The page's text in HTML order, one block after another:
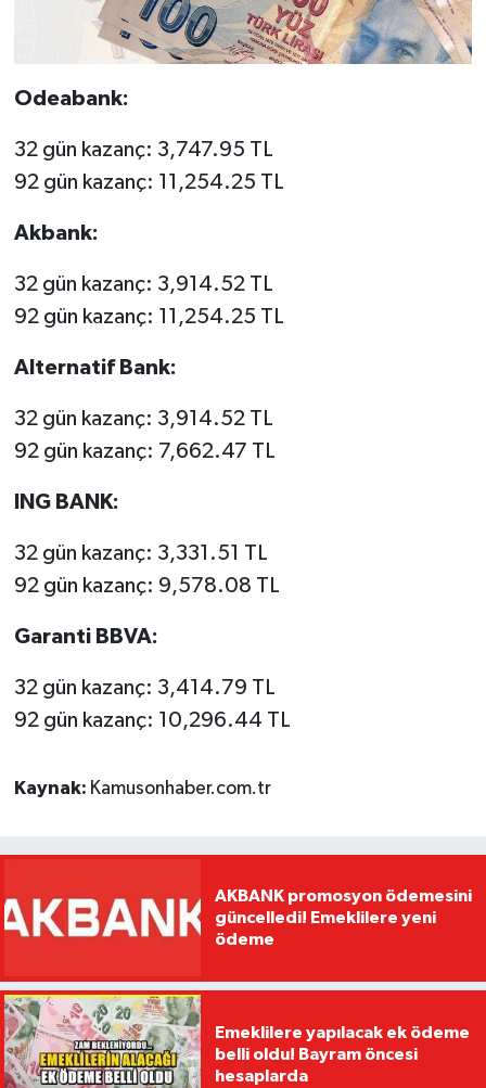
Odeabank:
32 gün kazanç: 3,747.95 TL
92 gün kazanç: 11,254.25 TL
Akbank:
32 gün kazanç: 3,914.52 TL
92 gün kazanç: 11,254.25 TL
Alternatif Bank:
32 gün kazanç: 3,914.52 TL
92 gün kazanç: 7,662.47 TL
ING BANK:
32 gün kazanç: 3,331.51 TL
92 gün kazanç: 9,578.08 TL
Garanti BBVA:
32 gün kazanç: 3,414.79 TL
92 gün kazanç: 10,296.44 TL
Kaynak: Kamusonhaber.com.tr
AKBANK promosyon ödemesini
güncelledi! Emeklilere yeni
ödeme
Emeklilere yapılacak ek ödeme
belli oldu! Bayram öncesi
hesaplarda